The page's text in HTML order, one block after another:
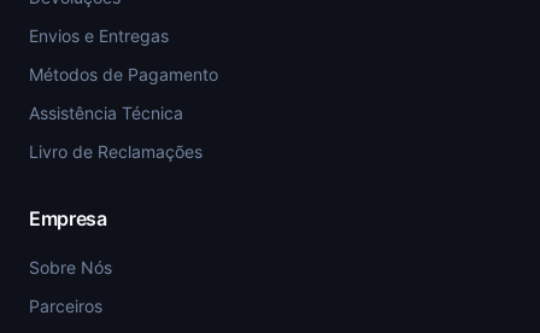
Envios e Entregas
Métodos de Pagamento
Assistência Técnica
Livro de Reclamações
Empresa
Sobre Nós
Parceiros